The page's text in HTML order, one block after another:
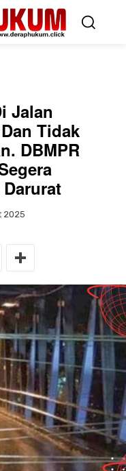
Jalan
Tidak
DBMPR
2025